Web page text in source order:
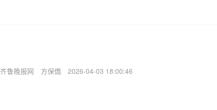
齐鲁晚报网 方保僑 2026-04-03 18:00:46